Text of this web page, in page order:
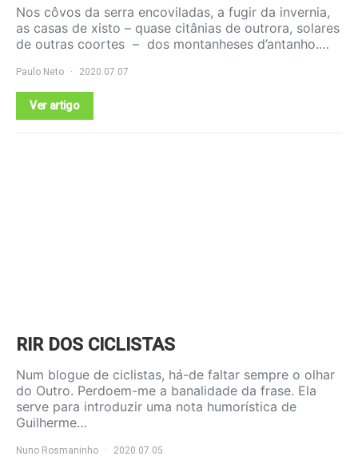
Nos côvos da serra encoviladas, a fugir da invernia,
as casas de xisto – quase citânias de outrora, solares
de outras coortes – dos montanheses d’antanho.…
Paulo Neto 2020.07.07
Ver artigo
RIR DOS CICLISTAS
Num blogue de ciclistas, há-de faltar sempre o olhar
do Outro. Perdoem-me a banalidade da frase. Ela
serve para introduzir uma nota humorística de
Guilherme…
Nuno Rosmaninho 2020.07.05